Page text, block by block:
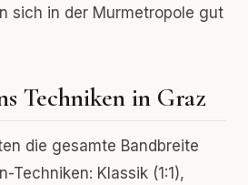
sich in der Murmetropole gut
Techniken in Graz
die gesamte Bandbreite
Techniken: Klassik (1:1),